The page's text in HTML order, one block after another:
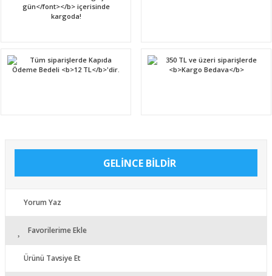
GELİNCE BİLDİR
Yorum Yaz
Favorilerime Ekle
Ürünü Tavsiye Et